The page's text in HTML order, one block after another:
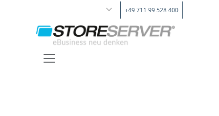
+49 711 99 528 400